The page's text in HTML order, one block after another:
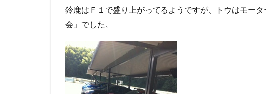
鈴鹿はＦ１で盛り上がってるようですが、トウはモー
会」でした。